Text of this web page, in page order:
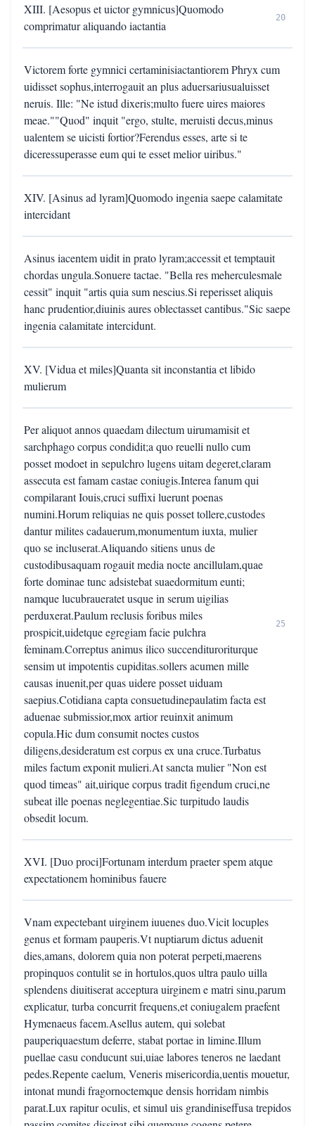
XIII. [Aesopus et uictor gymnicus]Quomodo
comprimatur aliquando iactantia
20
Victorem forte gymnici certaminisiactantiorem Phryx cum
uidisset sophus,interrogauit an plus aduersariusualuisset
neruis. Ille: "Ne istud dixeris;multo fuere uires maiores
meae.""Quod" inquit "ergo, stulte, meruisti decus,minus
ualentem se uicisti fortior?Ferendus esses, arte si te
diceressuperasse eum qui te esset melior uiribus."
XIV. [Asinus ad lyram]Quomodo ingenia saepe calamitate
intercidant
Asinus iacentem uidit in prato lyram;accessit et temptauit
chordas ungula.Sonuere tactae. "Bella res meherculesmale
cessit" inquit "artis quia sum nescius.Si reperisset aliquis
hanc prudentior,diuinis aures oblectasset cantibus."Sic saepe
ingenia calamitate intercidunt.
XV. [Vidua et miles]Quanta sit inconstantia et libido
mulierum
Per aliquot annos quaedam dilectum uirumamisit et
sarchphago corpus condidit;a quo reuelli nullo cum
posset modoet in sepulchro lugens uitam degeret,claram
assecuta est famam castae coniugis.Interea fanum qui
compilarant Iouis,cruci suffixi luerunt poenas
numini.Horum reliquias ne quis posset tollere,custodes
dantur milites cadauerum,monumentum iuxta, mulier
quo se incluserat.Aliquando sitiens unus de
custodibusaquam rogauit media nocte ancillulam,quae
forte dominae tunc adsistebat suaedormitum eunti;
namque lucubraueratet usque in serum uigilias
perduxerat.Paulum reclusis foribus miles
prospicit,uidetque egregiam facie pulchra
feminam.Correptus animus ilico succendituroriturque
sensim ut impotentis cupiditas.sollers acumen mille
causas inuenit,per quas uidere posset uiduam
saepius.Cotidiana capta consuetudinepaulatim facta est
aduenae submissior,mox artior reuinxit animum
copula.Hic dum consumit noctes custos
diligens,desideratum est corpus ex una cruce.Turbatus
miles factum exponit mulieri.At sancta mulier "Non est
quod timeas" ait,uirique corpus tradit figendum cruci,ne
subeat ille poenas neglegentiae.Sic turpitudo laudis
obsedit locum.
25
XVI. [Duo proci]Fortunam interdum praeter spem atque
expectationem hominibus fauere
Vnam expectebant uirginem iuuenes duo.Vicit locuples
genus et formam pauperis.Vt nuptiarum dictus aduenit
dies,amans, dolorem quia non poterat perpeti,maerens
propinquos contulit se in hortulos,quos ultra paulo uilla
splendens diuitiserat acceptura uirginem e matri sinu,parum
explicatur, turba concurrit frequens,et coniugalem praefent
Hymenaeus facem.Asellus autem, qui solebat
pauperiquaestum deferre, stabat portae in limine.Illum
puellae casu conducunt sui,uiae labores teneros ne laedant
pedes.Repente caelum, Veneris misericordia,uentis mouetur,
intonat mundi fragornoctemque densis horridam nimbis
parat.Lux rapitur oculis, et simul uis grandiniseffusa trepidos